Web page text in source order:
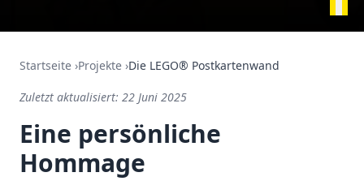
Startseite ›Projekte ›Die LEGO® Postkartenwand
Zuletzt aktualisiert: 22 Juni 2025
Eine persönliche
Hommage